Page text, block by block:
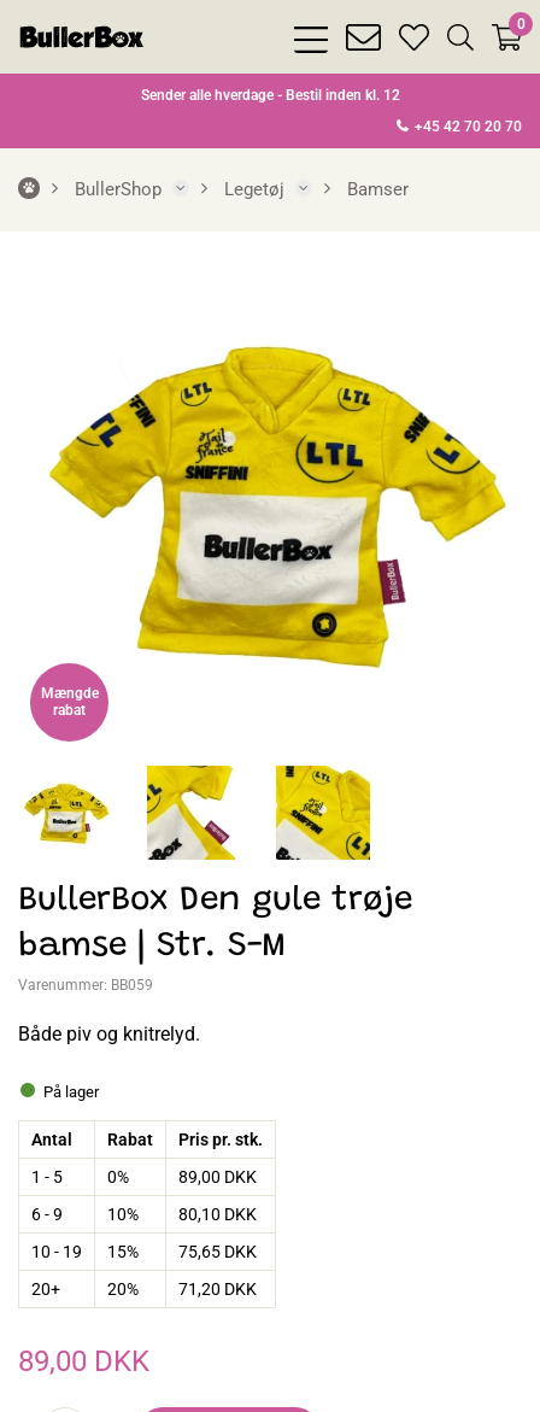
bars
light
envelope
heart
search
0
Sender alle hverdage - Bestil inden kl. 12
+45 42 70 20 70
BullerShop Legetøj Bamser
Mængde
rabat
BullerBox Den gule trøje
bamse | Str. S-M
Varenummer: BB059
Både piv og knitrelyd.
På lager
Antal Rabat
Pris pr. stk.
1 - 5
0%
89,00 DKK
6 - 9
10%
80,10 DKK
10 - 19
15%
75,65 DKK
20+
20% 71,20 DKK
89,00 DKK